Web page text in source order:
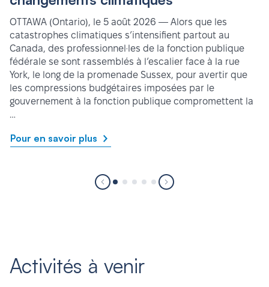
OTTAWA (Ontario), le 5 août 2026 — Alors que les
catastrophes climatiques s’intensifient partout au
Canada, des professionnel·les de la fonction publique
fédérale se sont rassemblés à l’escalier face à la rue
York, le long de la promenade Sussex, pour avertir que
les compressions budgétaires imposées par le
gouvernement à la fonction publique compromettent la
…
Pour en savoir plus
Activités à venir